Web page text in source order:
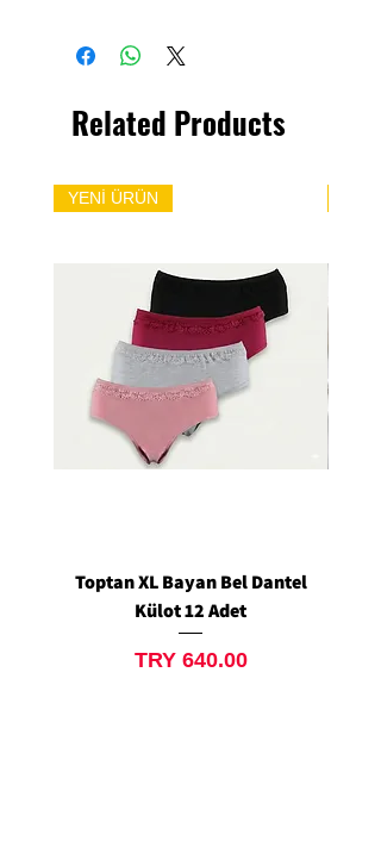
Related Products
YENİ ÜRÜN
Toptan XL Bayan Bel Dantel
Külot 12 Adet
Price
TRY 640.00